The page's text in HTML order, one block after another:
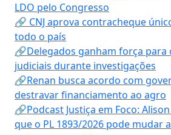
LDO pelo Congresso
🔗 CNJ aprova contracheque
todo o país
🔗Delegados ganham força para
judiciais durante investigações
🔗Renan busca acordo com
destravar financiamento ao agro
🔗Podcast Justiça em Foco:
que o PL 1893/2026 pode mudar